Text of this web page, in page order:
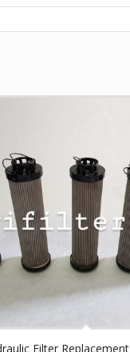
Filter Replacement